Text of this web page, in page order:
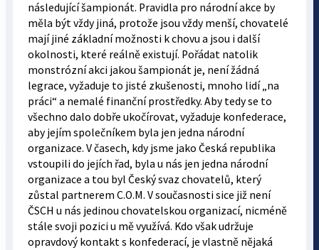
následující šampionát. Pravidla pro národní akce by
měla být vždy jiná, protože jsou vždy menší, chovatelé
mají jiné základní možnosti k chovu a jsou i další
okolnosti, které reálně existují. Pořádat natolik
monstrózní akci jakou šampionát je, není žádná
legrace, vyžaduje to jisté zkušenosti, mnoho lidí „na
práci“ a nemalé finanční prostředky. Aby tedy se to
všechno dalo dobře ukočírovat, vyžaduje konfederace,
aby jejím společníkem byla jen jedna národní
organizace. V časech, kdy jsme jako Česká republika
vstoupili do jejích řad, byla u nás jen jedna národní
organizace a tou byl Český svaz chovatelů, který
zůstal partnerem C.O.M. V současnosti sice již není
ČSCH u nás jedinou chovatelskou organizací, nicméně
stále svoji pozici u mě využívá. Kdo však udržuje
opravdový kontakt s konfederací, je vlastně nějaká